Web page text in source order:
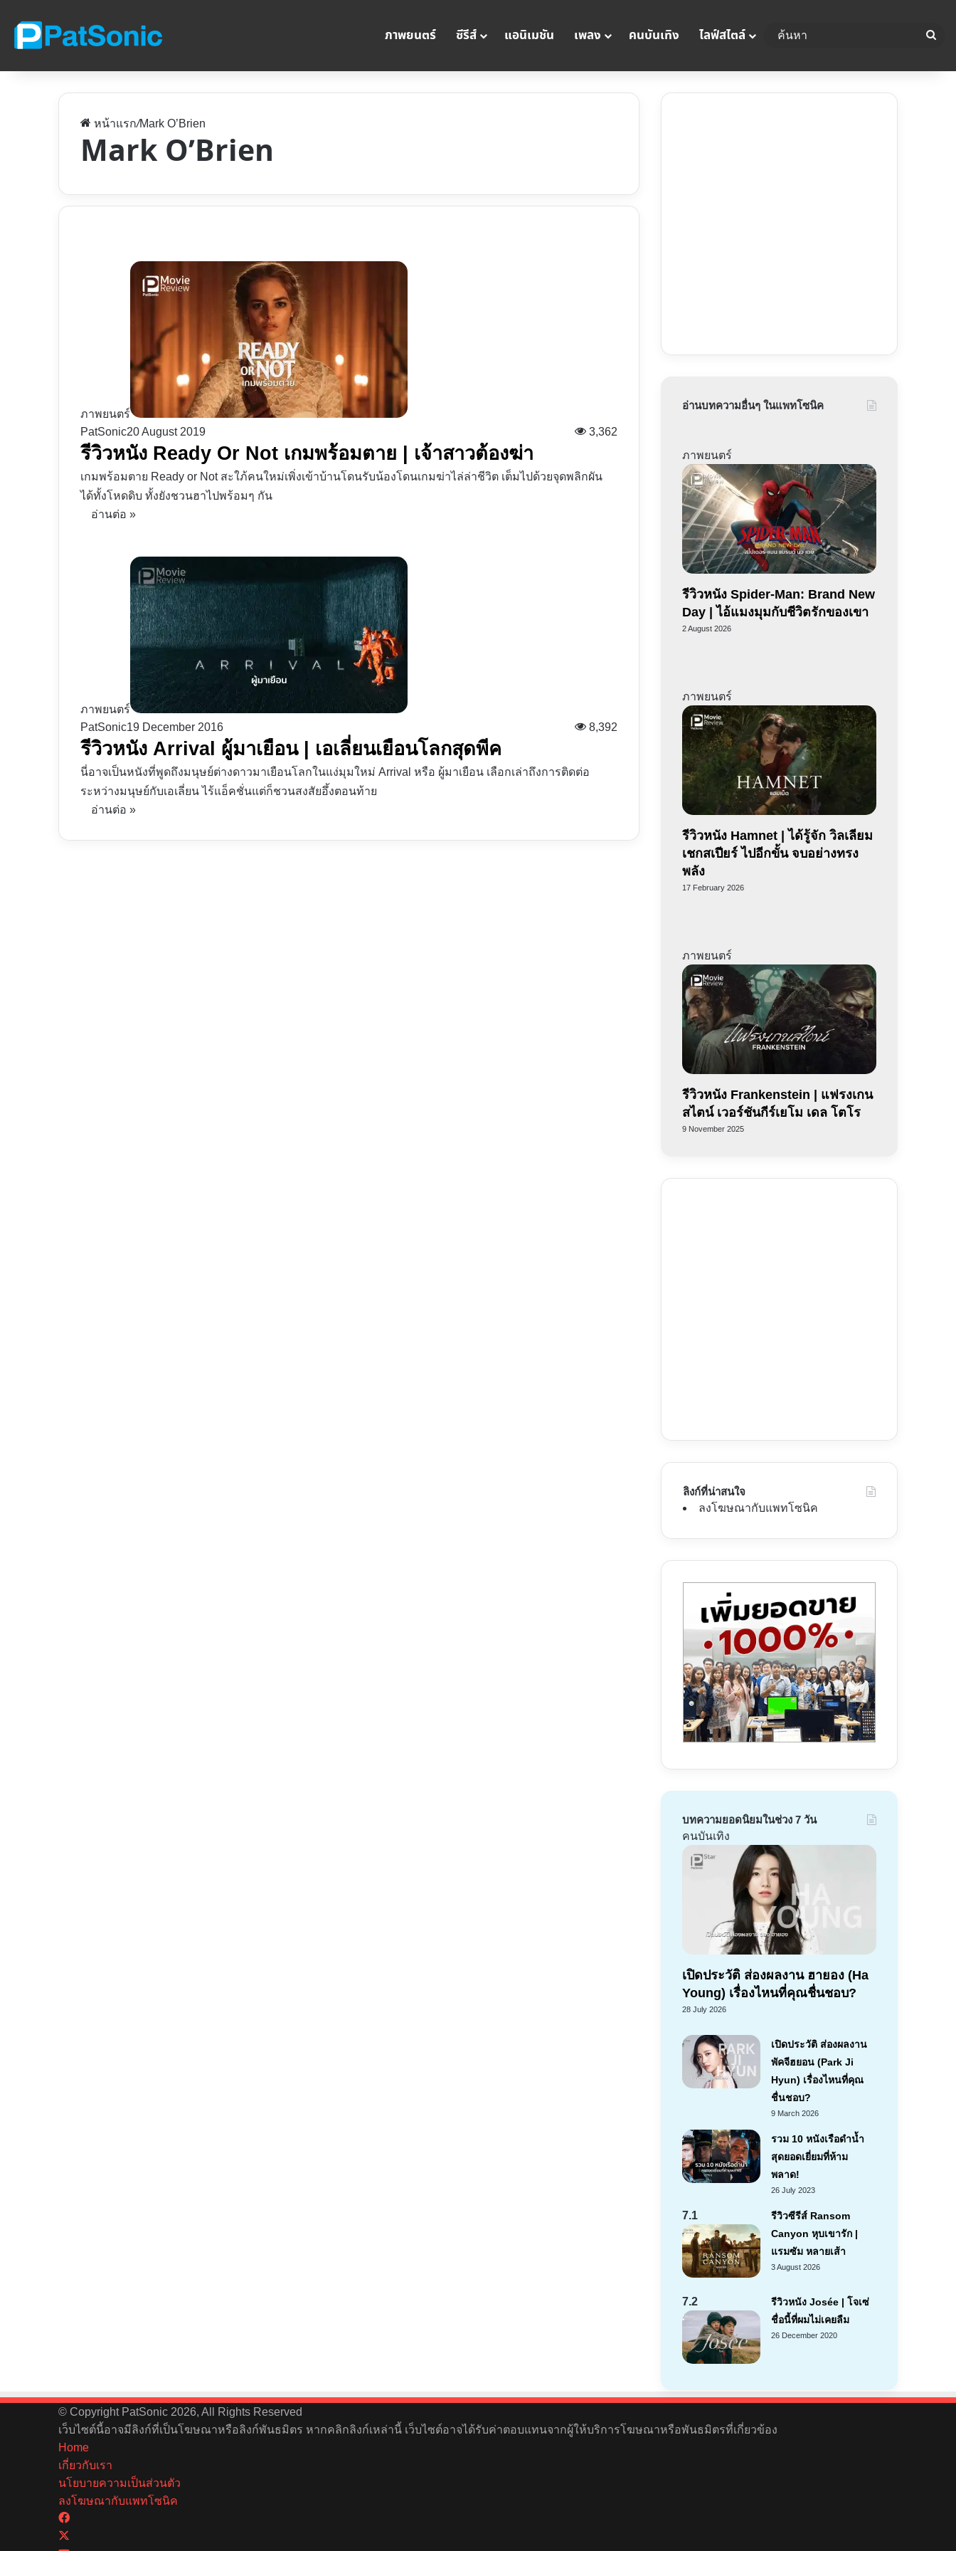
ภาพยนตร์ ซีรีส์ แอนิเมชัน เพลง คนบันเทิง ไลฟ์สไตล์
หน้าแรก/Mark O’Brien
Mark O’Brien
ภาพยนตร์
PatSonic20 August 2019 3,362
รีวิวหนัง Ready Or Not เกมพร้อมตาย | เจ้าสาวต้องฆ่า
เกมพร้อมตาย Ready or Not สะใภ้คนใหม่เพิ่งเข้าบ้านโดนรับน้องโดนเกมฆ่าไล่ล่าชีวิต เต็มไปด้วยจุดพลิกผัน
ได้ทั้งโหดดิบ ทั้งยังชวนฮาไปพร้อมๆ กัน
อ่านต่อ »
ภาพยนตร์
PatSonic19 December 2016 8,392
รีวิวหนัง Arrival ผู้มาเยือน | เอเลี่ยนเยือนโลกสุดพีค
นี่อาจเป็นหนังที่พูดถึงมนุษย์ต่างดาวมาเยือนโลกในแง่มุมใหม่ Arrival หรือ ผู้มาเยือน เลือกเล่าถึงการติดต่อ
ระหว่างมนุษย์กับเอเลี่ยน ไร้แอ็คชั่นแต่ก็ชวนสงสัยอึ้งตอนท้าย
อ่านต่อ »
อ่านบทความอื่นๆ ในแพทโซนิค
ภาพยนตร์
รีวิวหนัง Spider-Man: Brand New
Day | ไอ้แมงมุมกับชีวิตรักของเขา
2 August 2026
ภาพยนตร์
รีวิวหนัง Hamnet | ได้รู้จัก วิลเลียม
เชกสเปียร์ ไปอีกขั้น จบอย่างทรง
พลัง
17 February 2026
ภาพยนตร์
รีวิวหนัง Frankenstein | แฟรงเกน
สไตน์ เวอร์ชันกีร์เยโม เดล โตโร
9 November 2025
ลิงก์ที่น่าสนใจ
ลงโฆษณากับแพทโซนิค
บทความยอดนิยมในช่วง 7 วัน
คนบันเทิง
เปิดประวัติ ส่องผลงาน ฮายอง (Ha
Young) เรื่องไหนที่คุณชื่นชอบ?
28 July 2026
เปิดประวัติ ส่องผลงาน
พัคจีฮยอน (Park Ji
Hyun) เรื่องไหนที่คุณ
ชื่นชอบ?
9 March 2026
รวม 10 หนังเรือดำน้ำ
สุดยอดเยี่ยมที่ห้าม
พลาด!
26 July 2023
7.1
รีวิวซีรีส์ Ransom
Canyon หุบเขารัก |
แรมซัม หลายเส้า
3 August 2026
7.2
รีวิวหนัง Josée | โจเซ่
ชื่อนี้ที่ผมไม่เคยลืม
26 December 2020
© Copyright PatSonic 2026, All Rights Reserved
เว็บไซต์นี้อาจมีลิงก์ที่เป็นโฆษณาหรือลิงก์พันธมิตร หากคลิกลิงก์เหล่านี้ เว็บไซต์อาจได้รับค่าตอบแทนจากผู้ให้บริการโฆษณาหรือพันธมิตรที่เกี่ยวข้อง
Home
เกี่ยวกับเรา
นโยบายความเป็นส่วนตัว
ลงโฆษณากับแพทโซนิค